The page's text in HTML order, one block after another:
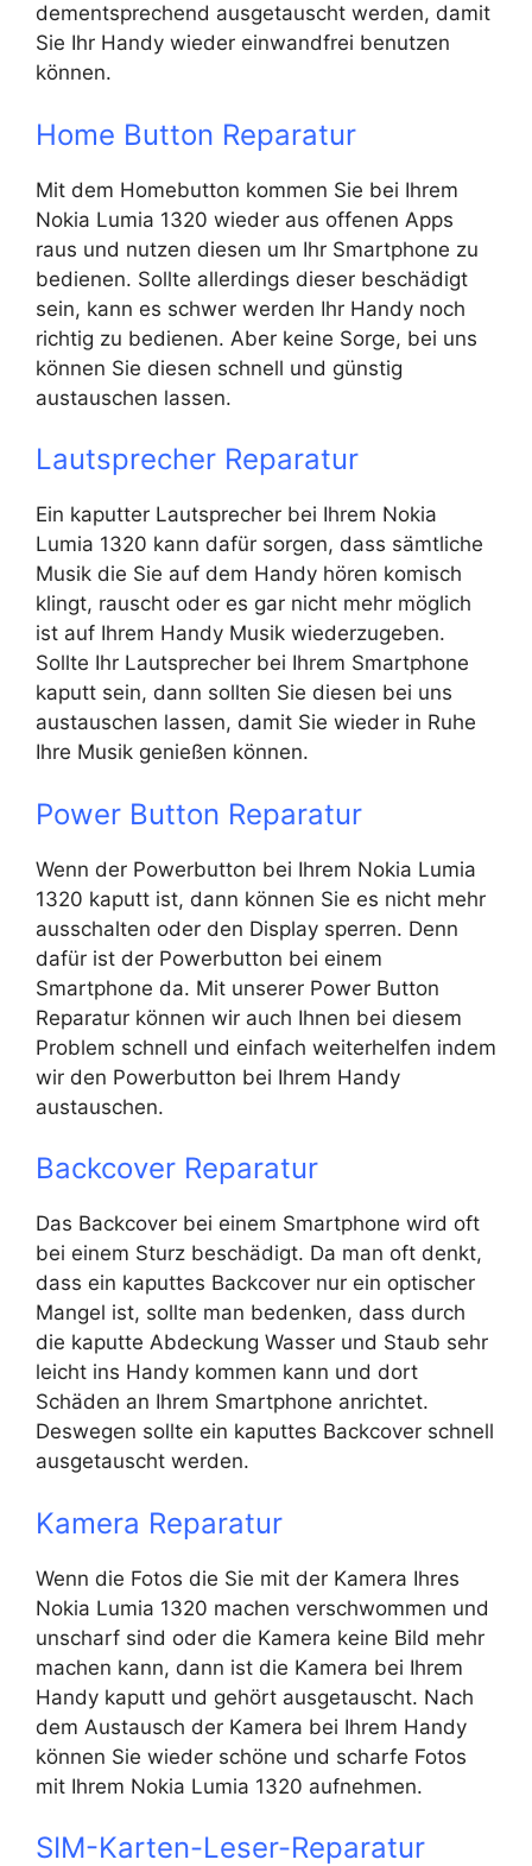
dementsprechend ausgetauscht werden, damit
Sie Ihr Handy wieder einwandfrei benutzen
können.
Home Button Reparatur
Mit dem Homebutton kommen Sie bei Ihrem
Nokia Lumia 1320 wieder aus offenen Apps
raus und nutzen diesen um Ihr Smartphone zu
bedienen. Sollte allerdings dieser beschädigt
sein, kann es schwer werden Ihr Handy noch
richtig zu bedienen. Aber keine Sorge, bei uns
können Sie diesen schnell und günstig
austauschen lassen.
Lautsprecher Reparatur
Ein kaputter Lautsprecher bei Ihrem Nokia
Lumia 1320 kann dafür sorgen, dass sämtliche
Musik die Sie auf dem Handy hören komisch
klingt, rauscht oder es gar nicht mehr möglich
ist auf Ihrem Handy Musik wiederzugeben.
Sollte Ihr Lautsprecher bei Ihrem Smartphone
kaputt sein, dann sollten Sie diesen bei uns
austauschen lassen, damit Sie wieder in Ruhe
Ihre Musik genießen können.
Power Button Reparatur
Wenn der Powerbutton bei Ihrem Nokia Lumia
1320 kaputt ist, dann können Sie es nicht mehr
ausschalten oder den Display sperren. Denn
dafür ist der Powerbutton bei einem
Smartphone da. Mit unserer Power Button
Reparatur können wir auch Ihnen bei diesem
Problem schnell und einfach weiterhelfen indem
wir den Powerbutton bei Ihrem Handy
austauschen.
Backcover Reparatur
Das Backcover bei einem Smartphone wird oft
bei einem Sturz beschädigt. Da man oft denkt,
dass ein kaputtes Backcover nur ein optischer
Mangel ist, sollte man bedenken, dass durch
die kaputte Abdeckung Wasser und Staub sehr
leicht ins Handy kommen kann und dort
Schäden an Ihrem Smartphone anrichtet.
Deswegen sollte ein kaputtes Backcover schnell
ausgetauscht werden.
Kamera Reparatur
Wenn die Fotos die Sie mit der Kamera Ihres
Nokia Lumia 1320 machen verschwommen und
unscharf sind oder die Kamera keine Bild mehr
machen kann, dann ist die Kamera bei Ihrem
Handy kaputt und gehört ausgetauscht. Nach
dem Austausch der Kamera bei Ihrem Handy
können Sie wieder schöne und scharfe Fotos
mit Ihrem Nokia Lumia 1320 aufnehmen.
SIM-Karten-Leser-Reparatur